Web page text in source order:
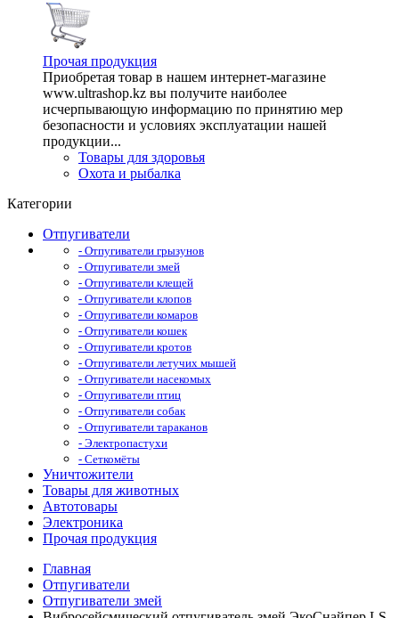
Прочая продукция
Приобретая товар в нашем интернет-магазине
www.ultrashop.kz вы получите наиболее
исчерпывающую информацию по принятию мер
безопасности и условиях эксплуатации нашей
продукции...
Товары для здоровья
Охота и рыбалка
Категории
Отпугиватели
- Отпугиватели грызунов
- Отпугиватели змей
- Отпугиватели клещей
- Отпугиватели клопов
- Отпугиватели комаров
- Отпугиватели кошек
- Отпугиватели кротов
- Отпугиватели летучих мышей
- Отпугиватели насекомых
- Отпугиватели птиц
- Отпугиватели собак
- Отпугиватели тараканов
- Электропастухи
- Сеткомёты
Уничтожители
Товары для животных
Автотовары
Электроника
Прочая продукция
Главная
Отпугиватели
Отпугиватели змей